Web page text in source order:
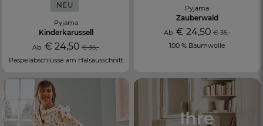
FR
AT
BE
NEU
Pyjama
Kinderkarussell
Ab€ 24,50 € 35,-
Paspelabschlüsse am Halsausschnitt
Pyjama
Zauberwald
Ab € 24,50 € 35,-
100 % Baumwolle